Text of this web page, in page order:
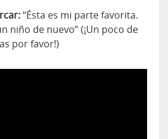
“Ésta es mi parte favorita.
niño de nuevo” (¡Un poco de
por favor!)